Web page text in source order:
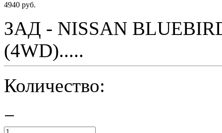
4940 руб.
ЗАД - NISSAN
(4WD).....
Количество:
−